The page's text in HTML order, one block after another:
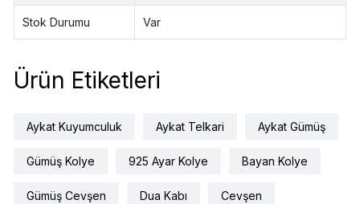
Stok Durumu Var
Ürün Etiketleri
Aykat Kuyumculuk Aykat Telkari Aykat Gümüş
Gümüş Kolye 925 Ayar Kolye Bayan Kolye
Gümüş Cevşen Dua Kabı Cevşen